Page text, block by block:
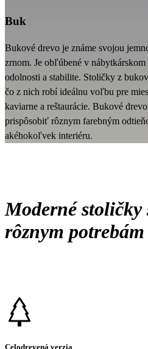
Buk
Bukové drevo je známe svojou
zrnom. Je obľúbené v
odolnosti a stabilite. Stoličky z
čo z nich robí ideálnu voľbu pre
kaviarne a reštaurácie. Bukové
prispôsobiť rôznym farebným
akéhokoľvek interiéru.
Moderné stoličky
rôznym
Celodrevená verzia